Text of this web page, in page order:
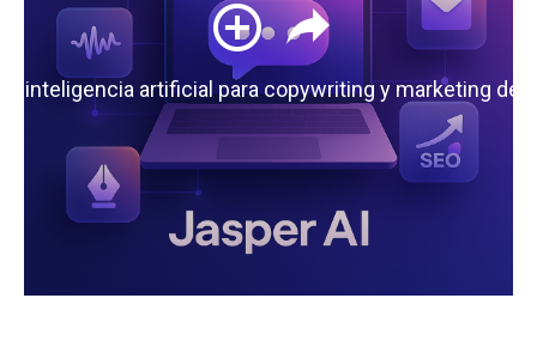
la inteligencia artificial para copywriting y marketing de